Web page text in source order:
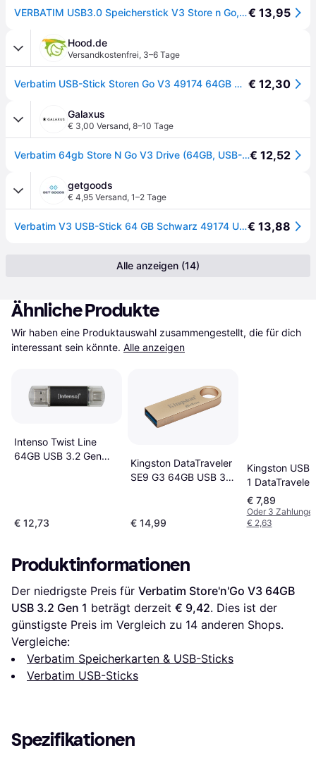
VERBATIM USB3.0 Speicherstick V3 Store n Go, 64 GB€ 13,95
Hood.de
Versandkostenfrei, 3–6 Tage
Verbatim USB-Stick Storen Go V3 49174 64GB USB3.0 schwarz/grau € 12,30
Galaxus
€ 3,00 Versand, 8–10 Tage
Verbatim 64gb Store N Go V3 Drive (64GB, USB-A), USB Stick, Schwarz, Grau€ 12,52
getgoods
€ 4,95 Versand, 1–2 Tage
Verbatim V3 USB-Stick 64 GB Schwarz 49174 USB-A (USB 3.2 Gen 1)€ 13,88
Alle anzeigen (14)
Ähnliche Produkte
Wir haben eine Produktauswahl zusammengestellt, die für dich
interessant sein könnte. Alle anzeigen
Intenso Twist Line
64GB USB 3.2 Gen
€ 12,73
Kingston DataTraveler
SE9 G3 64GB USB 3.2
€ 14,99
Kingston USB
1 DataTraveler
M 64GB
€ 7,89
Oder 3
€ 2,63
Produktinformationen
Der niedrigste Preis für Verbatim Store'n'Go V3 64GB
USB 3.2 Gen 1 beträgt derzeit € 9,42. Dies ist der
günstigste Preis im Vergleich zu 14 anderen Shops.
Vergleiche:
Verbatim Speicherkarten & USB-Sticks
Verbatim USB-Sticks
Spezifikationen